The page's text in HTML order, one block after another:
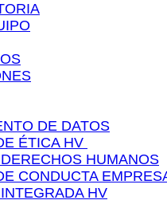
DE DATOS
ÉTICA HV
HUMANOS
CONDUCTA
HV